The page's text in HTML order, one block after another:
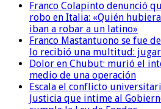
Franco Colapinto denunció
robo en Italia: «Quién
iban a robar a un latino»
Franco Mastantuono se fue
lo recibió una multitud:
Dolor en Chubut: murió el
medio de una operación
Escala el conflicto
Justicia que intime al